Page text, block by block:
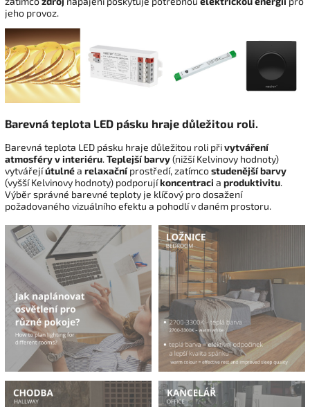
jeho provoz.
Barevná teplota LED pásku hraje důležitou roli.
Barevná teplota LED pásku hraje důležitou roli přivytváření
atmosféry v interiéru.Teplejší barvy(nižší Kelvinovy hodnoty)
vytvářejíútulnéa relaxačníprostředí, zatímcostudenější barvy
(vyšší Kelvinovy hodnoty) podporujíkoncentraci a produktivitu.
Výběr správné barevné teploty je klíčový pro dosažení
požadovaného vizuálního efektu a pohodlí v daném prostoru.